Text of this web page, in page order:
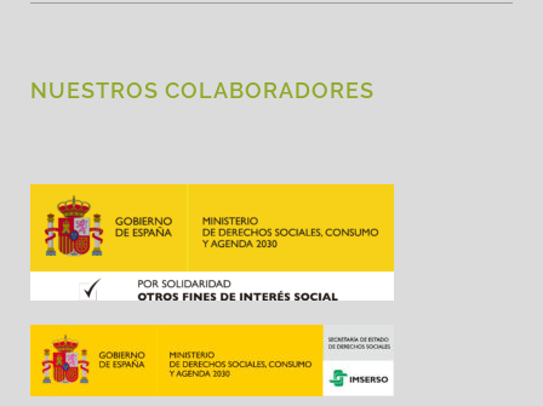
NUESTROS COLABORADORES